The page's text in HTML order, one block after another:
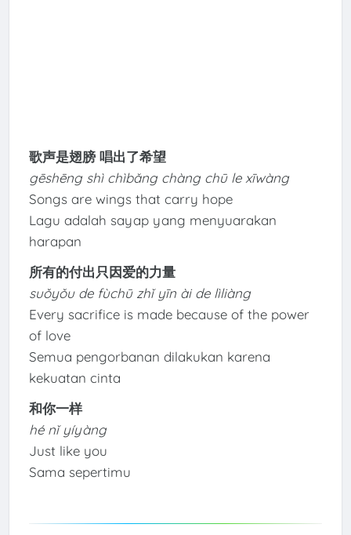
歌声是翅膀 唱出了希望
gēshēng shì chìbǎng chàng chū le xīwàng
Songs are wings that carry hope
Lagu adalah sayap yang menyuarakan
harapan
所有的付出只因爱的力量
suǒyǒu de fùchū zhǐ yīn ài de lìliàng
Every sacrifice is made because of the power
of love
Semua pengorbanan dilakukan karena
kekuatan cinta
和你一样
hé nǐ yíyàng
Just like you
Sama sepertimu